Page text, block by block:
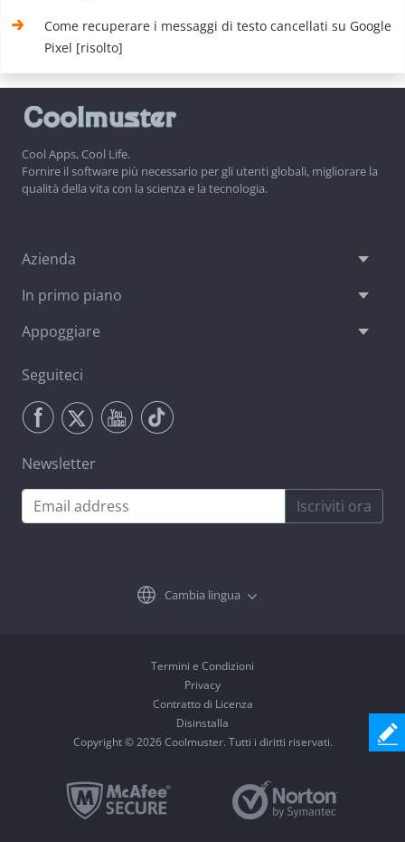
Come recuperare i messaggi di testo cancellati su Google
Pixel [risolto]
Cool Apps, Cool Life.
Fornire il software più necessario per gli utenti globali, migliorare la
qualità della vita con la scienza e la tecnologia.
Azienda
In primo piano
Appoggiare
Seguiteci
Newsletter
Iscriviti ora
Cambia lingua
Termini e Condizioni
Privacy
Contratto di Licenza
Disinstalla
Copyright © 2026 Coolmuster. Tutti i diritti riservati.